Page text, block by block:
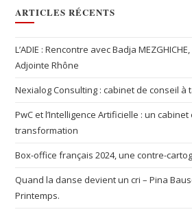
ARTICLES RÉCENTS
L’ADIE : Rencontre avec Badja
Adjointe Rhône
Nexialog Consulting : cabinet de conseil à
PwC et l’Intelligence Artificielle : un
transformation
Box-office français 2024, une contre-
Quand la danse devient un cri – Pina
Printemps.